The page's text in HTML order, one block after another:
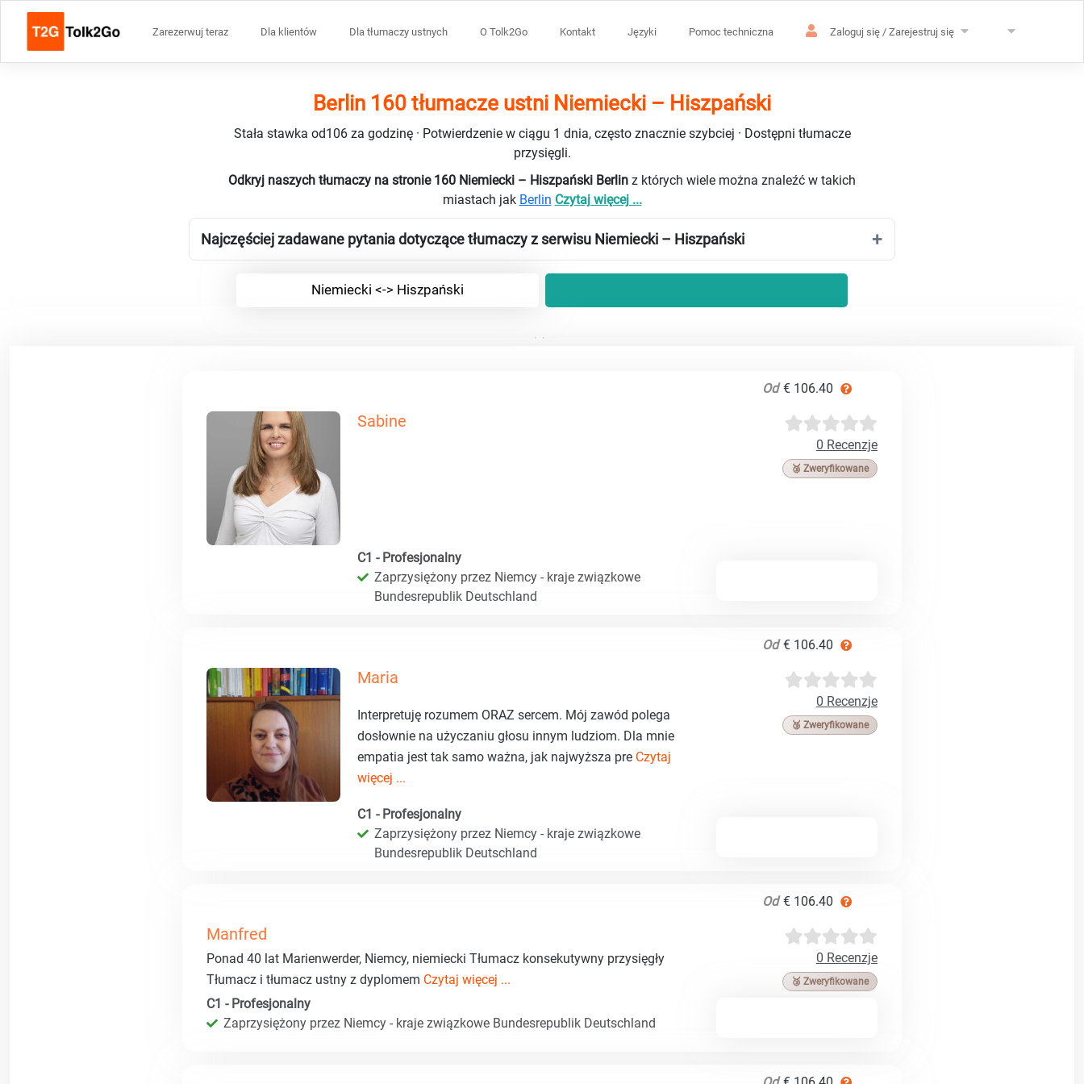
Zarezerwuj teraz Dla klientów Dla tłumaczy ustnych O Tolk2Go Kontakt Języki Pomoc techniczna Zaloguj się / Zarejestruj się
Berlin 160 tłumacze ustni Niemiecki – Hiszpański
Stała stawka od106 za godzinę · Potwierdzenie w ciągu 1 dnia, często znacznie szybciej · Dostępni tłumacze
przysięgli.
Odkryj naszych tłumaczy na stronie 160 Niemiecki – Hiszpański Berlin z których wiele można znaleźć w takich
miastach jak Berlin Czytaj więcej ...
Najczęściej zadawane pytania dotyczące tłumaczy z serwisu Niemiecki – Hiszpański
Niemiecki <-> Hiszpański
Od€ 106.40
Sabine
0 Recenzje
🥉 Zweryfikowane
C1 - Profesjonalny
Zaprzysiężony przez Niemcy - kraje związkowe
Bundesrepublik Deutschland
Od€ 106.40
Maria
0 Recenzje
🥉 Zweryfikowane
Interpretuję rozumem ORAZ sercem. Mój zawód polega
dosłownie na użyczaniu głosu innym ludziom. Dla mnie
empatia jest tak samo ważna, jak najwyższa pre Czytaj
więcej ...
C1 - Profesjonalny
Zaprzysiężony przez Niemcy - kraje związkowe
Bundesrepublik Deutschland
Od€ 106.40
Manfred
0 Recenzje
🥉 Zweryfikowane
Ponad 40 lat Marienwerder, Niemcy, niemiecki Tłumacz konsekutywny przysięgły
Tłumacz i tłumacz ustny z dyplomem Czytaj więcej ...
C1 - Profesjonalny
Zaprzysiężony przez Niemcy - kraje związkowe Bundesrepublik Deutschland